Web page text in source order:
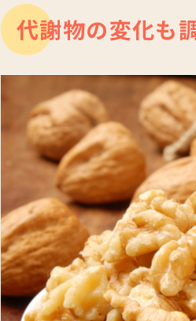
代謝物の変化も